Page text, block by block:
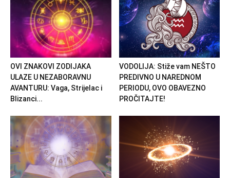
OVI ZNAKOVI ZODIJAKA
ULAZE U NEZABORAVNU
AVANTURU: Vaga, Strijelac i
Blizanci...
VODOLIJA: Stiže vam NEŠTO
PREDIVNO U NAREDNOM
PERIODU, OVO OBAVEZNO
PROČITAJTE!